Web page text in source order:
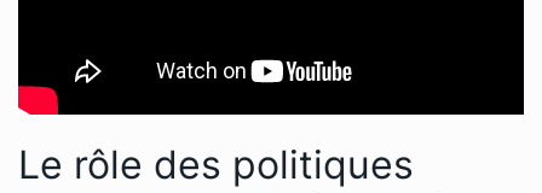
Le rôle des politiques